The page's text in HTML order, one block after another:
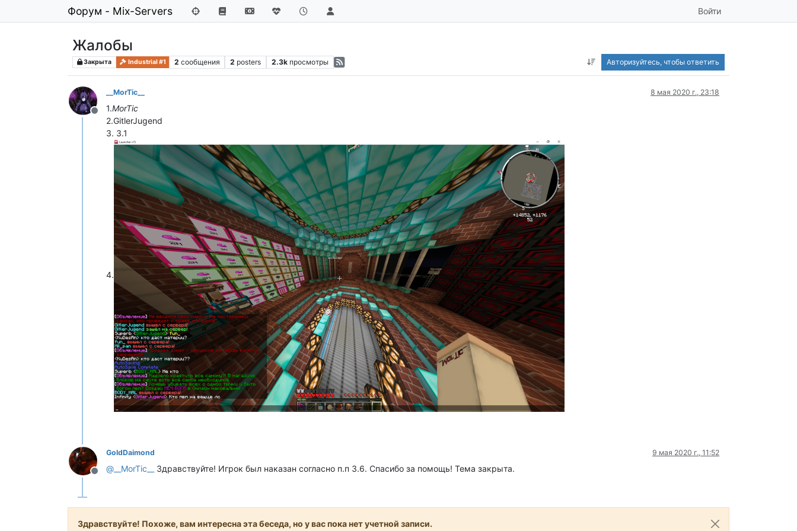
Форум - Mix-Servers Войти
Жалобы
Закрыта Industrial #1 2 сообщения 2 posters 2.3k просмотры Авторизуйтесь, чтобы ответить
Не в сети
__MorTic__ 8 мая 2020 г., 23:18
1.MorTic
2.GitlerJugend
3. 3.1
4.
Не в сети
GoldDaimond 9 мая 2020 г., 11:52
@ __MorTic__ Здравствуйте! Игрок был наказан согласно п.п 3.6. Спасибо за помощь! Тема закрыта.
Здравствуйте! Похоже, вам интересна эта беседа, но у вас пока нет учетной записи.